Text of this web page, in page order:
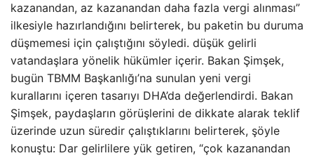
kazanandan, az kazanandan daha fazla vergi alınması”
ilkesiyle hazırlandığını belirterek, bu paketin bu duruma
düşmemesi için çalıştığını söyledi. düşük gelirli
vatandaşlara yönelik hükümler içerir. Bakan Şimşek,
bugün TBMM Başkanlığı’na sunulan yeni vergi
kurallarını içeren tasarıyı DHA’da değerlendirdi. Bakan
Şimşek, paydaşların görüşlerini de dikkate alarak teklif
üzerinde uzun süredir çalıştıklarını belirterek, şöyle
konuştu: Dar gelirlilere yük getiren, “çok kazanandan